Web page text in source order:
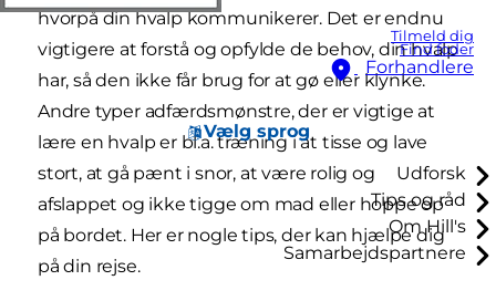
Tilmeld dig
Find foder
Forhandlere
Vælg sprog
Udforsk
Tips og råd
Om Hill's
Samarbejdspartnere
hvorpå din hvalp kommunikerer. Det er endnu
vigtigere at forstå og opfylde de behov, din hvalp
har, så den ikke får brug for at gø eller klynke.
Andre typer adfærdsmønstre, der er vigtige at
lære en hvalp er bl.a. træning i at tisse og lave
stort, at gå pænt i snor, at være rolig og
afslappet og ikke tigge om mad eller hoppe op
på bordet. Her er nogle tips, der kan hjælpe dig
på din rejse.